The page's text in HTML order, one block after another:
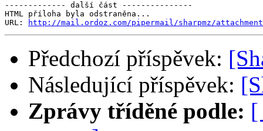
------------- další část ---------------
HTML příloha byla odstraněna...
URL:
http://mail.ordoz.com/pipermail/sharpmz/
Předchozí příspěvek:
Následující příspěvek:
Zprávy tříděné podle: [